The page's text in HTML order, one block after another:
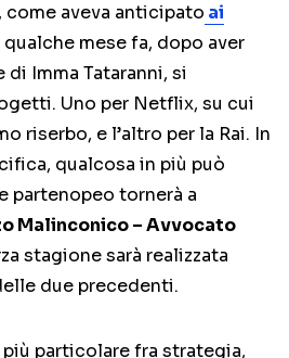
, come aveva anticipato ai
qualche mese fa, dopo aver
Imma Tataranni, si
Uno per Netflix, su cui
riserbo, e l’altro per la Rai. In
qualcosa in più può
partenopeo tornerà a
Malinconico – Avvocato
stagione sarà realizzata
due precedenti.
più particolare fra strategia,